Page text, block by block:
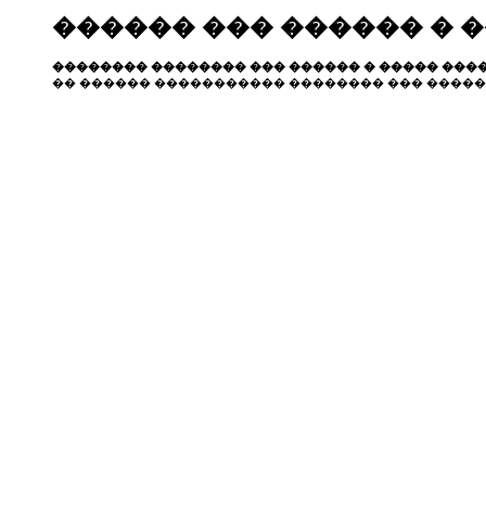
������ ��� ������ �
�������� �������� ��� ������ � �����
�� ������ ����������� �������� ���